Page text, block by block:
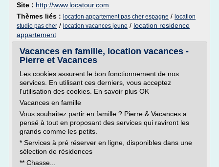
Site : http://www.locatour.com
Thèmes liés : location appartement pas cher espagne / location
studio pas cher / location vacances jeune / location residence
appartement
Vacances en famille, location vacances -
Pierre et Vacances
Les cookies assurent le bon fonctionnement de nos
services. En utilisant ces derniers, vous acceptez
l'utilisation des cookies. En savoir plus OK
Vacances en famille
Vous souhaitez partir en famille ? Pierre & Vacances a
pensé à tout en proposant des services qui raviront les
grands comme les petits.
* Services à pré réserver en ligne, disponibles dans une
sélection de résidences
** Chasse...